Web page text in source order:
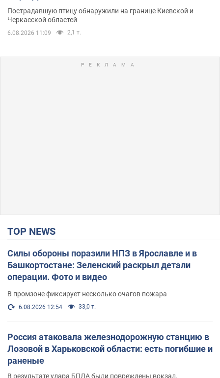
Пострадавшую птицу обнаружили на границе Киевской и
Черкасской областей
6.08.2026 11:09 2,1 т.
TOP NEWS
Силы обороны поразили НПЗ в Ярославле и в
Башкортостане: Зеленский раскрыл детали
операции. Фото и видео
В промзоне фиксирует несколько очагов пожара
6.08.2026 12:54 33,0 т.
Россия атаковала железнодорожную станцию в
Лозовой в Харьковской области: есть погибшие и
раненые
В результате удара БПЛА были повреждены вокзал,